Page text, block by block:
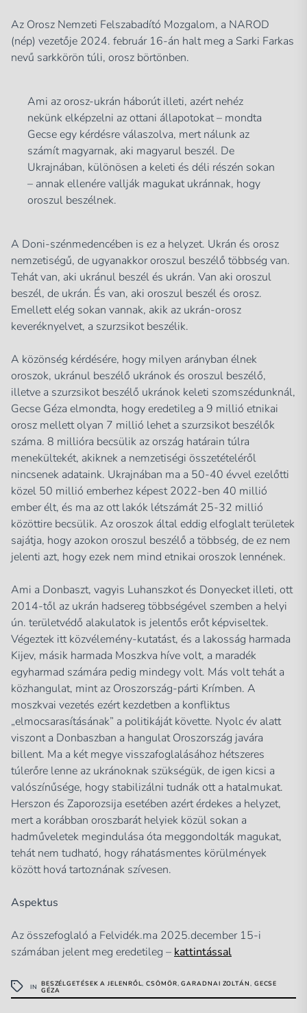
Az Orosz Nemzeti Felszabadító Mozgalom, a NAROD
(nép) vezetője 2024. február 16-án halt meg a Sarki Farkas
nevű sarkkörön túli, orosz börtönben.
Ami az orosz-ukrán háborút illeti, azért nehéz
nekünk elképzelni az ottani állapotokat – mondta
Gecse egy kérdésre válaszolva, mert nálunk az
számít magyarnak, aki magyarul beszél. De
Ukrajnában, különösen a keleti és déli részén sokan
– annak ellenére vallják magukat ukránnak, hogy
oroszul beszélnek.
A Doni-szénmedencében is ez a helyzet. Ukrán és orosz
nemzetiségű, de ugyanakkor oroszul beszélő többség van.
Tehát van, aki ukránul beszél és ukrán. Van aki oroszul
beszél, de ukrán. És van, aki oroszul beszél és orosz.
Emellett elég sokan vannak, akik az ukrán-orosz
keveréknyelvet, a szurzsikot beszélik.
A közönség kérdésére, hogy milyen arányban élnek
oroszok, ukránul beszélő ukránok és oroszul beszélő,
illetve a szurzsikot beszélő ukránok keleti szomszédunknál,
Gecse Géza elmondta, hogy eredetileg a 9 millió etnikai
orosz mellett olyan 7 millió lehet a szurzsikot beszélők
száma. 8 millióra becsülik az ország határain túlra
menekültekét, akiknek a nemzetiségi összetételéről
nincsenek adataink. Ukrajnában ma a 50-40 évvel ezelőtti
közel 50 millió emberhez képest 2022-ben 40 millió
ember élt, és ma az ott lakók létszámát 25-32 millió
közöttire becsülik. Az oroszok által eddig elfoglalt területek
sajátja, hogy azokon oroszul beszélő a többség, de ez nem
jelenti azt, hogy ezek nem mind etnikai oroszok lennének.
Ami a Donbaszt, vagyis Luhanszkot és Donyecket illeti, ott
2014-től az ukrán hadsereg többségével szemben a helyi
ún. területvédő alakulatok is jelentős erőt képviseltek.
Végeztek itt közvélemény-kutatást, és a lakosság harmada
Kijev, másik harmada Moszkva híve volt, a maradék
egyharmad számára pedig mindegy volt. Más volt tehát a
közhangulat, mint az Oroszország-párti Krímben. A
moszkvai vezetés ezért kezdetben a konfliktus
„elmocsarasításának” a politikáját követte. Nyolc év alatt
viszont a Donbaszban a hangulat Oroszország javára
billent. Ma a két megye visszafoglalásához hétszeres
túlerőre lenne az ukránoknak szükségük, de igen kicsi a
valószínűsége, hogy stabilizálni tudnák ott a hatalmukat.
Herszon és Zaporozsija esetében azért érdekes a helyzet,
mert a korábban oroszbarát helyiek közül sokan a
hadműveletek megindulása óta meggondolták magukat,
tehát nem tudható, hogy ráhatásmentes körülmények
között hová tartoznának szívesen.
Aspektus
Az összefoglaló a Felvidék.ma 2025.december 15-i
számában jelent meg eredetileg – kattintással
IN BESZÉLGETÉSEK A JELENRŐL,CSÖMÖR,GARADNAI ZOLTÁN, GECSE
GÉZA